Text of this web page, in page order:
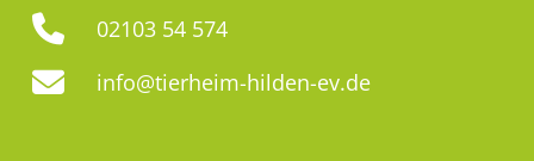
02103 54 574
info@tierheim-hilden-ev.de